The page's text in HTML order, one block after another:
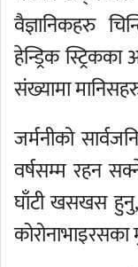
वैज्ञानिकहरु
हेन्ड्रिक
संख्यामा
जर्मनीको
वर्षसम्म रहन
घाँटी खसखस